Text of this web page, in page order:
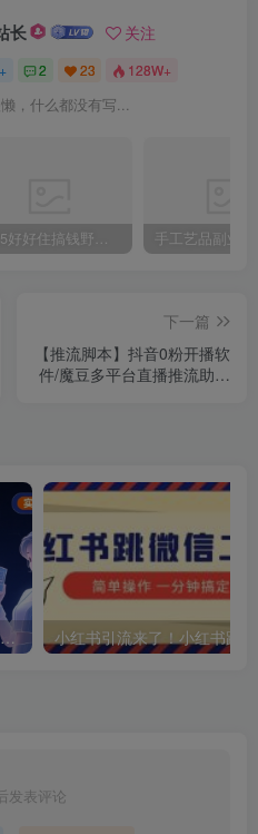
长 关注
2 23 128W+
，什么都没有写...
2025好好住搞钱野路子：素人3步变家居博主，日赚500+保姆级教程
下一篇
【推流脚本】抖音0粉开播软
件/魔豆多平台直播推流助手
快手AI数字人自动化视频带货实操全流程，干货满满，细节拉满
发表评论